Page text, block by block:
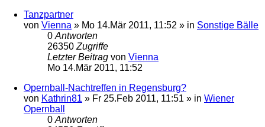
Tanzpartner
von Vienna » Mo 14.Mär 2011, 11:52 » in Sonstige Bälle
0 Antworten
26350 Zugriffe
Letzter Beitrag von Vienna
Mo 14.Mär 2011, 11:52
Opernball-Nachtreffen in Regensburg?
von Kathrin81 » Fr 25.Feb 2011, 11:51 » in Wiener
Opernball
0 Antworten